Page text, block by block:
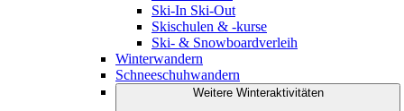
Ski-In Ski-Out
Skischulen & -kurse
Ski- & Snowboardverleih
Winterwandern
Schneeschuhwandern
Weitere Winteraktivitäten